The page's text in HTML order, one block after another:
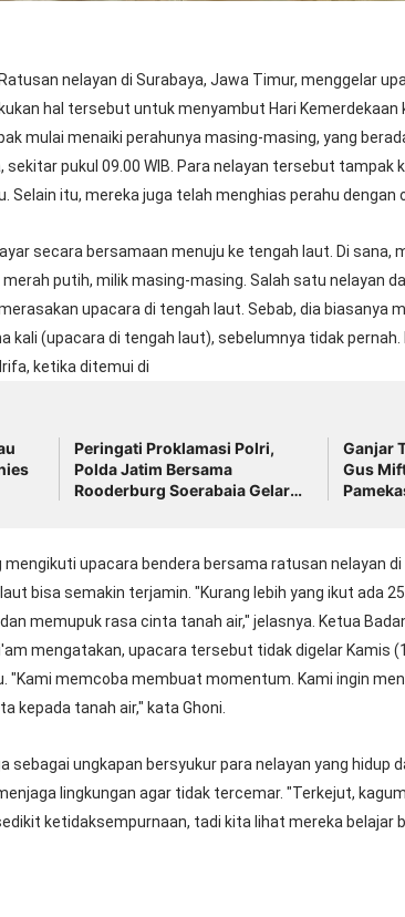
nelayan di Surabaya, Jawa Timur, menggelar
hal tersebut untuk menyambut Hari Kemerdekaan
mulai menaiki perahunya masing-masing, yang
sekitar pukul 09.00 WIB. Para nelayan tersebut tampak
Selain itu, mereka juga telah menghias perahu dengan
secara bersamaan menuju ke tengah laut. Di sana,
putih, milik masing-masing. Salah satu nelayan
upacara di tengah laut. Sebab, dia biasanya
kali (upacara di tengah laut), sebelumnya tidak
ketika ditemui di
Peringati Proklamasi Polri,
Polda Jatim Bersama
Rooderburg Soerabaia Gelar
Ganjar
Gus
upacara bendera bersama ratusan nelayan di
bisa semakin terjamin. "Kurang lebih yang ikut ada
memupuk rasa cinta tanah air," jelasnya. Ketua
mengatakan, upacara tersebut tidak digelar Kamis
"Kami memcoba membuat momentum. Kami ingin
kepada tanah air," kata Ghoni.
sebagai ungkapan bersyukur para nelayan yang hidup
lingkungan agar tidak tercemar. "Terkejut,
ketidaksempurnaan, tadi kita lihat mereka belajar